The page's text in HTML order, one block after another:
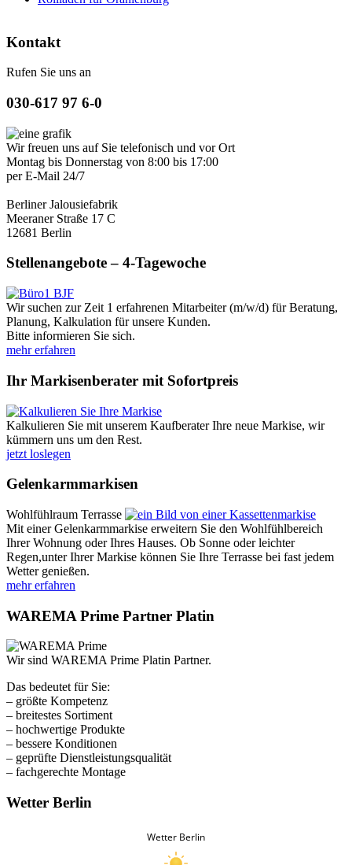
Kontakt
Rufen Sie uns an
030-617 97 6-0
Wir freuen uns auf Sie telefonisch und vor Ort
Montag bis Donnerstag von 8:00 bis 17:00
per E-Mail 24/7
Berliner Jalousiefabrik
Meeraner Straße 17 C
12681 Berlin
Stellenangebote – 4-Tagewoche
Wir suchen zur Zeit 1 erfahrenen Mitarbeiter (m/w/d) für Beratung,
Planung, Kalkulation für unsere Kunden.
Bitte informieren Sie sich.
mehr erfahren
Ihr Markisenberater mit Sofortpreis
Kalkulieren Sie mit unserem Kaufberater Ihre neue Markise, wir
kümmern uns um den Rest.
jetzt loslegen
Gelenkarmmarkisen
Wohlfühlraum Terrasse
Mit einer Gelenkarmmarkise erweitern Sie den Wohlfühlbereich
Ihrer Wohnung oder Ihres Hauses. Ob Sonne oder leichter
Regen,unter Ihrer Markise können Sie Ihre Terrasse bei fast jedem
Wetter genießen.
mehr erfahren
WAREMA Prime Partner Platin
Wir sind WAREMA Prime Platin Partner.
Das bedeutet für Sie:
– größte Kompetenz
– breitestes Sortiment
– hochwertige Produkte
– bessere Konditionen
– geprüfte Dienstleistungsqualität
– fachgerechte Montage
Wetter Berlin
Wetter Berlin